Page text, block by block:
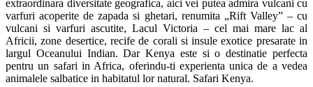
extraordinara diversitate geografica, aici vei putea admira vulcani cu
varfuri acoperite de zapada si ghetari, renumita „Rift Valley” – cu
vulcani si varfuri ascutite, Lacul Victoria – cel mai mare lac al
Africii, zone desertice, recife de corali si insule exotice presarate in
largul Oceanului Indian. Dar Kenya este si o destinatie perfecta
pentru un safari in Africa, oferindu-ti experienta unica de a vedea
animalele salbatice in habitatul lor natural. Safari Kenya.